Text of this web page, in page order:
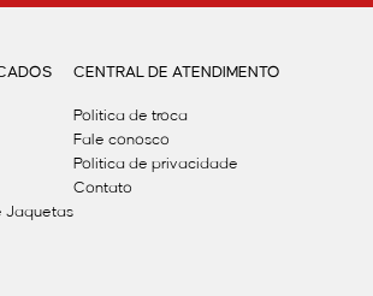
Jaquetas
CENTRAL DE ATENDIMENTO
Política de troca
Fale conosco
Politica de privacidade
Contato